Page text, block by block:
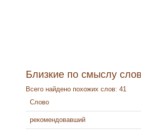
Близкие по смыслу
Всего найдено похожих слов: 41
Слово
рекомендовавший